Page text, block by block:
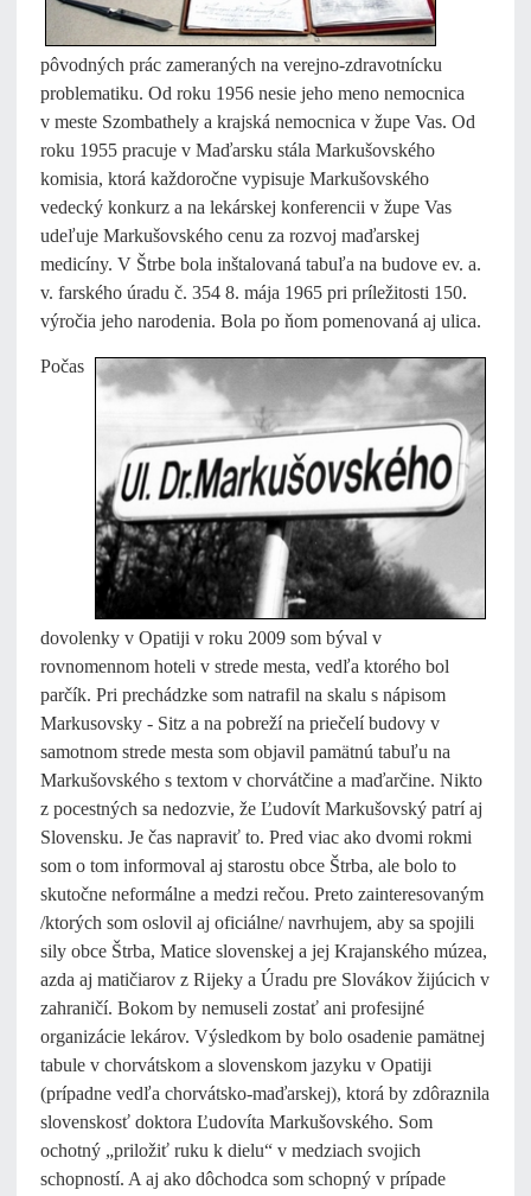
pôvodných prác zameraných na verejno-zdravotnícku
problematiku. Od roku 1956 nesie jeho meno nemocnica
v meste Szombathely a krajská nemocnica v župe Vas. Od
roku 1955 pracuje v Maďarsku stála Markušovského
komisia, ktorá každoročne vypisuje Markušovského
vedecký konkurz a na lekárskej konferencii v župe Vas
udeľuje Markušovského cenu za rozvoj maďarskej
medicíny. V Štrbe bola inštalovaná tabuľa na budove ev. a.
v. farského úradu č. 354 8. mája 1965 pri príležitosti 150.
výročia jeho narodenia. Bola po ňom pomenovaná aj ulica.
Počas
dovolenky v Opatiji v roku 2009 som býval v
rovnomennom hoteli v strede mesta, vedľa ktorého bol
parčík. Pri prechádzke som natrafil na skalu s nápisom
Markusovsky - Sitz a na pobreží na priečelí budovy v
samotnom strede mesta som objavil pamätnú tabuľu na
Markušovského s textom v chorvátčine a maďarčine. Nikto
z pocestných sa nedozvie, že Ľudovít Markušovský patrí aj
Slovensku. Je čas napraviť to. Pred viac ako dvomi rokmi
som o tom informoval aj starostu obce Štrba, ale bolo to
skutočne neformálne a medzi rečou. Preto zainteresovaným
/ktorých som oslovil aj oficiálne/ navrhujem, aby sa spojili
sily obce Štrba, Matice slovenskej a jej Krajanského múzea,
azda aj matičiarov z Rijeky a Úradu pre Slovákov žijúcich v
zahraničí. Bokom by nemuseli zostať ani profesijné
organizácie lekárov. Výsledkom by bolo osadenie pamätnej
tabule v chorvátskom a slovenskom jazyku v Opatiji
(prípadne vedľa chorvátsko-maďarskej), ktorá by zdôraznila
slovenskosť doktora Ľudovíta Markušovského. Som
ochotný „priložiť ruku k dielu“ v medziach svojich
schopností. A aj ako dôchodca som schopný v prípade